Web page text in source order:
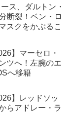
ス、ダルトン・
断裂！ベン・ロ
スクをかぶるこ
】マーセロ・
ツへ！左腕のエ
へ移籍
】レッドソッ
らアドレー・ラ